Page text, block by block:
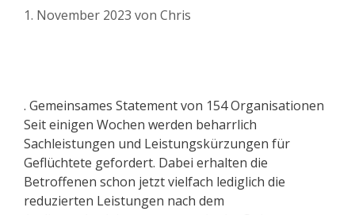
1. November 2023 von Chris
. Gemeinsames Statement von 154 Organisationen
Seit einigen Wochen werden beharrlich
Sachleistungen und Leistungskürzungen für
Geflüchtete gefordert. Dabei erhalten die
Betroffenen schon jetzt vielfach lediglich die
reduzierten Leistungen nach dem